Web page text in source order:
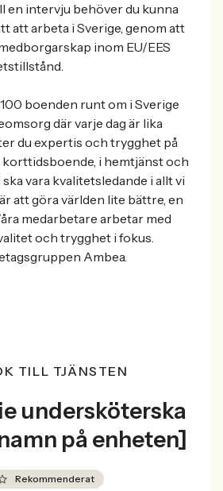
en intervju behöver du kunna
att arbeta i Sverige, genom att
inom EU/EES
boenden runt om i Sverige
där varje dag är lika
du expertis och trygghet på
korttidsboende, i hemtjänst och
vara kvalitetsledande i allt vi
att göra världen lite bättre, en
medarbetare arbetar med
och trygghet i fokus.
Ambea.
TILL TJÄNSTEN
undersköterska
på enheten]
Rekommenderat